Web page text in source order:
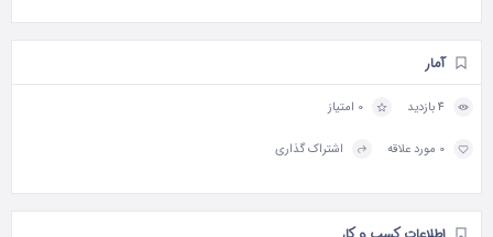
آمار
4 بازدید 0 امتیاز
0 مورد علاقه اشتراک گذاری